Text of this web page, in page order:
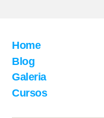
Home
Blog
Galeria
Cursos